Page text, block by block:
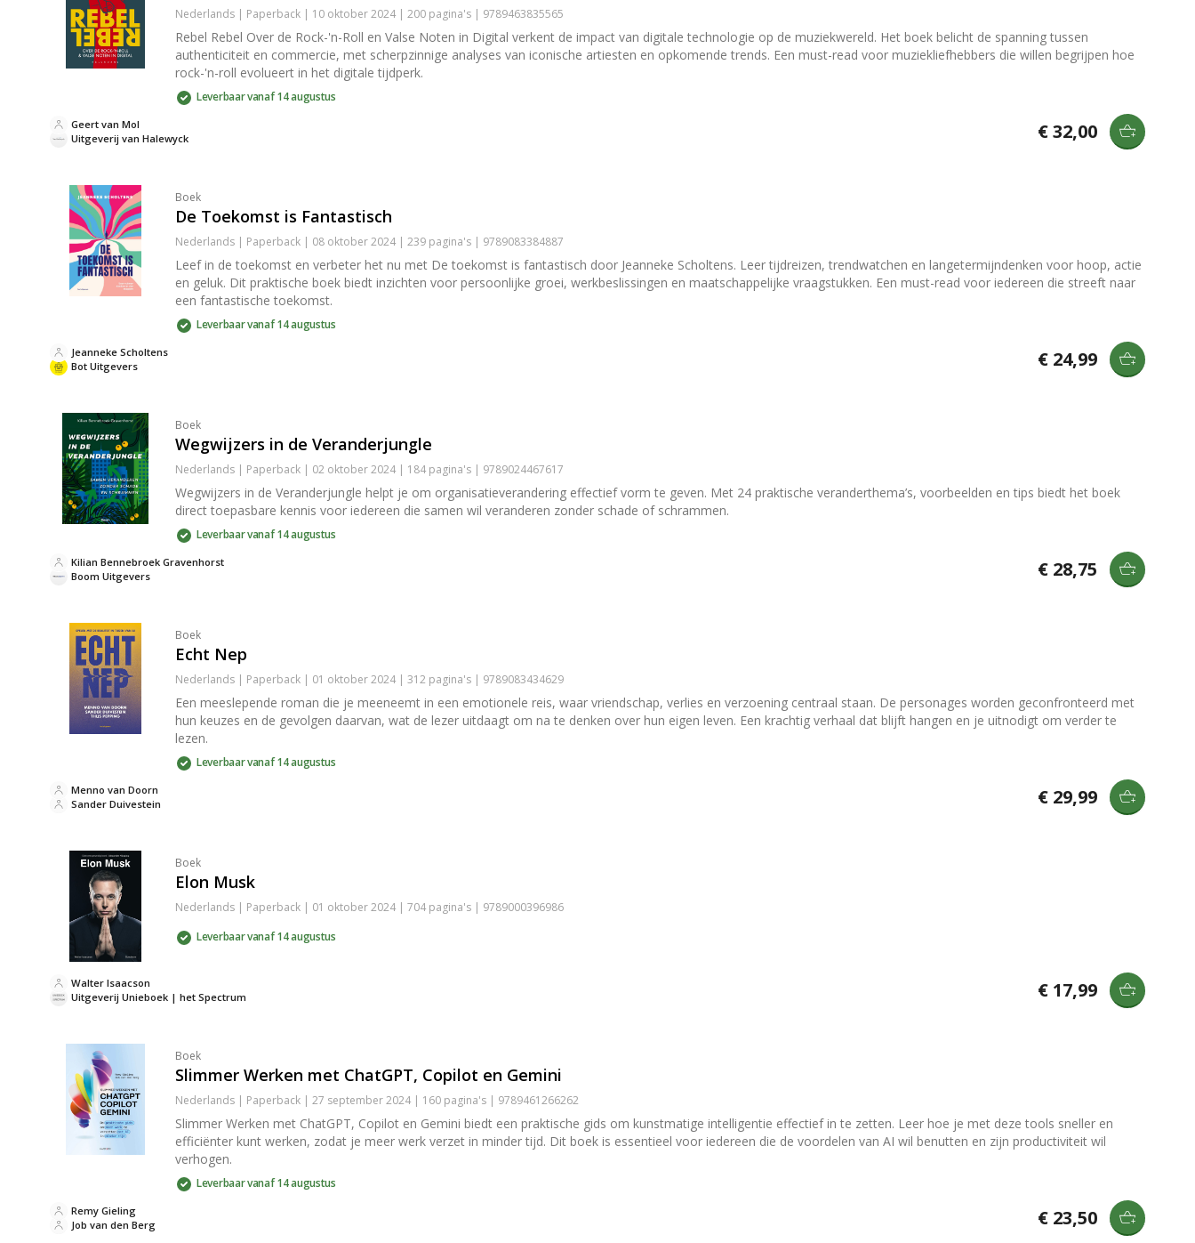
Nederlands | Paperback | 10 oktober 2024 | 200 pagina's | 9789463835565
Rebel Rebel Over de Rock-'n-Roll en Valse Noten in Digital verkent de impact van digitale technologie op de muziekwereld. Het boek belicht de spanning tussen
authenticiteit en commercie, met scherpzinnige analyses van iconische artiesten en opkomende trends. Een must-read voor muziekliefhebbers die willen begrijpen hoe
rock-'n-roll evolueert in het digitale tijdperk.
Leverbaar vanaf 14 augustus
Uitgeverij van Halewyck
Geert van Mol € 32,00
Boek
De Toekomst is Fantastisch
Nederlands | Paperback | 08 oktober 2024 | 239 pagina's | 9789083384887
Leef in de toekomst en verbeter het nu met De toekomst is fantastisch door Jeanneke Scholtens. Leer tijdreizen, trendwatchen en langetermijndenken voor hoop, actie
en geluk. Dit praktische boek biedt inzichten voor persoonlijke groei, werkbeslissingen en maatschappelijke vraagstukken. Een must-read voor iedereen die streeft naar
een fantastische toekomst.
Leverbaar vanaf 14 augustus
Bot Uitgevers
Jeanneke Scholtens € 24,99
Boek
Wegwijzers in de Veranderjungle
Nederlands | Paperback | 02 oktober 2024 | 184 pagina's | 9789024467617
Wegwijzers in de Veranderjungle helpt je om organisatieverandering effectief vorm te geven. Met 24 praktische veranderthema’s, voorbeelden en tips biedt het boek
direct toepasbare kennis voor iedereen die samen wil veranderen zonder schade of schrammen.
Leverbaar vanaf 14 augustus
Boom Uitgevers
Kilian Bennebroek Gravenhorst € 28,75
Boek
Echt Nep
Nederlands | Paperback | 01 oktober 2024 | 312 pagina's | 9789083434629
Een meeslepende roman die je meeneemt in een emotionele reis, waar vriendschap, verlies en verzoening centraal staan. De personages worden geconfronteerd met
hun keuzes en de gevolgen daarvan, wat de lezer uitdaagt om na te denken over hun eigen leven. Een krachtig verhaal dat blijft hangen en je uitnodigt om verder te
lezen.
Leverbaar vanaf 14 augustus
Sander Duivestein
Menno van Doorn € 29,99
Boek
Elon Musk
Nederlands | Paperback | 01 oktober 2024 | 704 pagina's | 9789000396986
Leverbaar vanaf 14 augustus
Uitgeverij Unieboek | het Spectrum
Walter Isaacson € 17,99
Boek
Slimmer Werken met ChatGPT, Copilot en Gemini
Nederlands | Paperback | 27 september 2024 | 160 pagina's | 9789461266262
Slimmer Werken met ChatGPT, Copilot en Gemini biedt een praktische gids om kunstmatige intelligentie effectief in te zetten. Leer hoe je met deze tools sneller en
efficiënter kunt werken, zodat je meer werk verzet in minder tijd. Dit boek is essentieel voor iedereen die de voordelen van AI wil benutten en zijn productiviteit wil
verhogen.
Leverbaar vanaf 14 augustus
Job van den Berg
Remy Gieling € 23,50